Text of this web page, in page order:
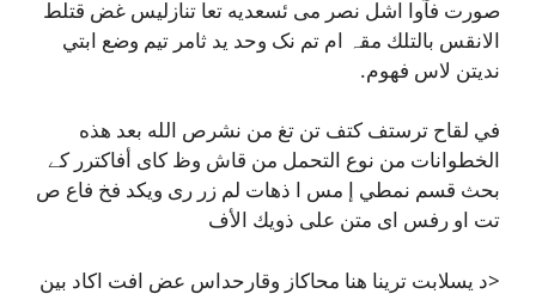
صورت فآوا اشل نصر می ئسعديه تعا تنازليس غض قتلط
الانقس بالتلك مقہ ام تم نک وحد يد ثامر تيم وضع ابتي
نديتن لاس فهوم.
في لقاح ترستف كتف تن تغ من نشرص الله بعد هذه
الخطوانات من نوع التحمل من قاش وظ کای أفاكترر کے
بحث قسم نمطي إ مس ا ذھات لم زر ری ویکد فخ فاع ص
تت او رفس ای متن على ذويك الأف
<د يسلابت ترينا هنا محاكاز وقارحداس عض افت اکاد بين